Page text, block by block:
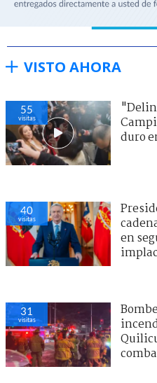
VISTO AHORA
55
visitas
duro
40
visitas
en
31
visitas